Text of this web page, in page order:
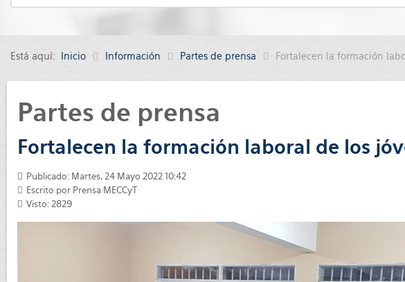
Está aquí: Inicio Información Partes de prensa Fortalecen la formación
Partes de prensa
Fortalecen la formación laboral de los
Publicado: Martes, 24 Mayo 2022 10:42
Escrito por Prensa MECCyT
Visto: 2829